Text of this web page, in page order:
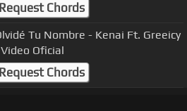
Request Chords
Tu Nombre - Kenai Ft. Greeicy
Oficial
Request Chords